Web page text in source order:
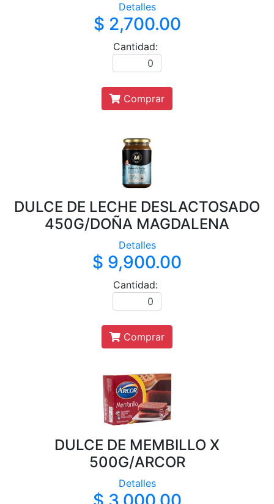
Detalles
$ 2,700.00
Cantidad:
Comprar
DULCE DE LECHE DESLACTOSADO
450G/DOÑA MAGDALENA
Detalles
$ 9,900.00
Cantidad:
Comprar
DULCE DE MEMBILLO X
500G/ARCOR
Detalles